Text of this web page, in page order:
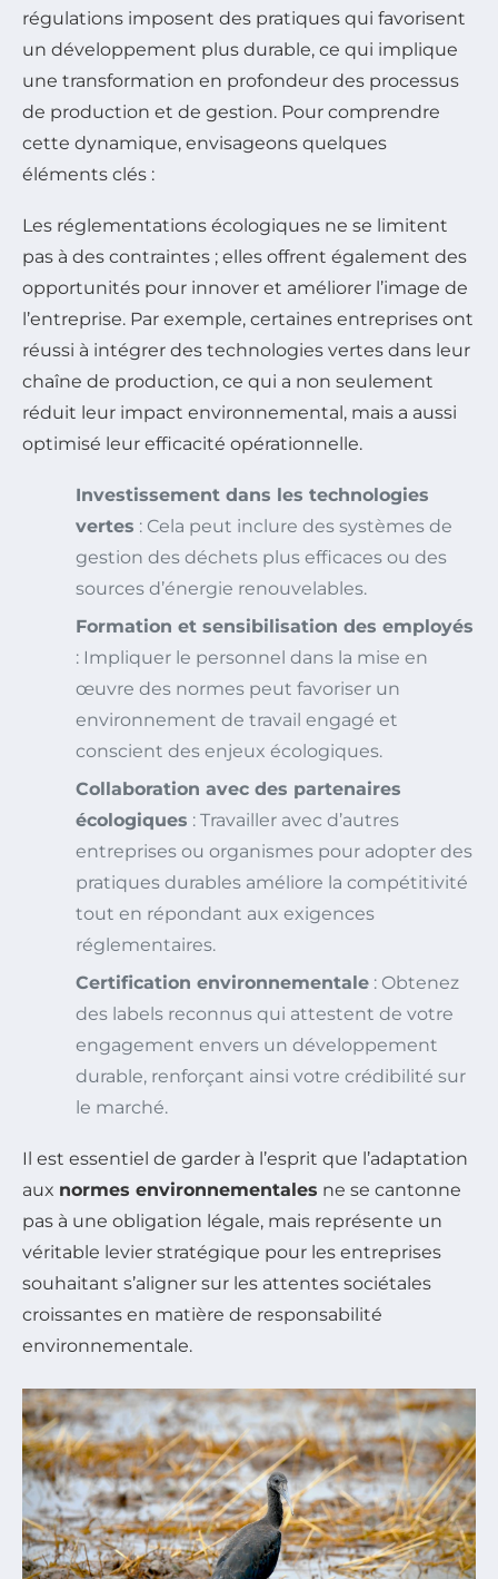
régulations imposent des pratiques qui favorisent
un développement plus durable, ce qui implique
une transformation en profondeur des processus
de production et de gestion. Pour comprendre
cette dynamique, envisageons quelques
éléments clés :
Les réglementations écologiques ne se limitent
pas à des contraintes ; elles offrent également des
opportunités pour innover et améliorer l’image de
l’entreprise. Par exemple, certaines entreprises ont
réussi à intégrer des technologies vertes dans leur
chaîne de production, ce qui a non seulement
réduit leur impact environnemental, mais a aussi
optimisé leur efficacité opérationnelle.
Investissement dans les technologies
vertes : Cela peut inclure des systèmes de
gestion des déchets plus efficaces ou des
sources d’énergie renouvelables.
Formation et sensibilisation des employés
: Impliquer le personnel dans la mise en
œuvre des normes peut favoriser un
environnement de travail engagé et
conscient des enjeux écologiques.
Collaboration avec des partenaires
écologiques : Travailler avec d’autres
entreprises ou organismes pour adopter des
pratiques durables améliore la compétitivité
tout en répondant aux exigences
réglementaires.
Certification environnementale : Obtenez
des labels reconnus qui attestent de votre
engagement envers un développement
durable, renforçant ainsi votre crédibilité sur
le marché.
Il est essentiel de garder à l’esprit que l’adaptation
aux normes environnementales ne se cantonne
pas à une obligation légale, mais représente un
véritable levier stratégique pour les entreprises
souhaitant s’aligner sur les attentes sociétales
croissantes en matière de responsabilité
environnementale.